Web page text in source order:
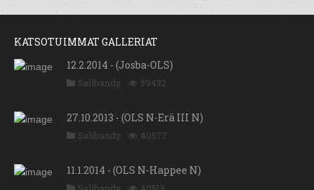
KATSOTUIMMAT GALLERIAT
12.2.2014 - (Josba-OLS)
Salibandy 59432
27.10.2013 - (OLS N-Erä III N)
Salibandy 40577
11.1.2014 - (OLS N-Happee N)